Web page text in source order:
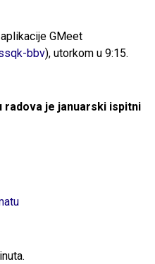
GMeet
bbv), utorkom u 9:15.
radova je januarski ispitni